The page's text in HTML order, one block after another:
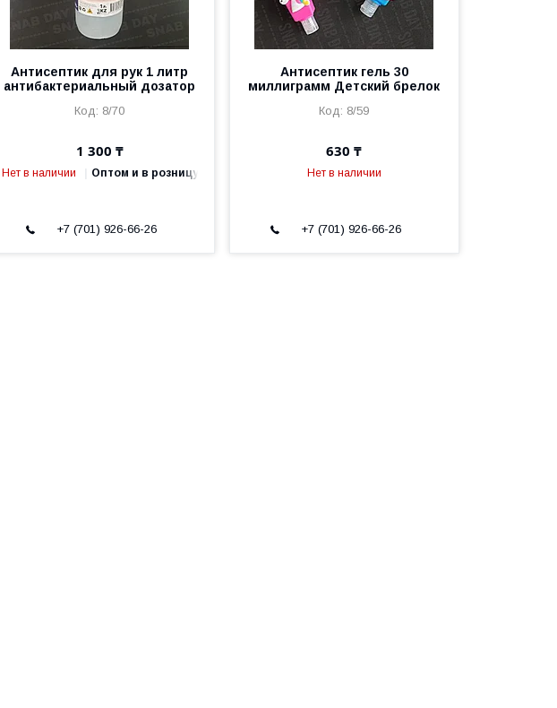
Антисептик для рук 1 литр
антибактериальный дозатор
8/70
1 300 ₸
Нет в наличии Оптом и в розницу
+7 (701) 926-66-26
Антисептик гель 30
миллиграмм Детский брелок
8/59
630 ₸
Нет в наличии
+7 (701) 926-66-26